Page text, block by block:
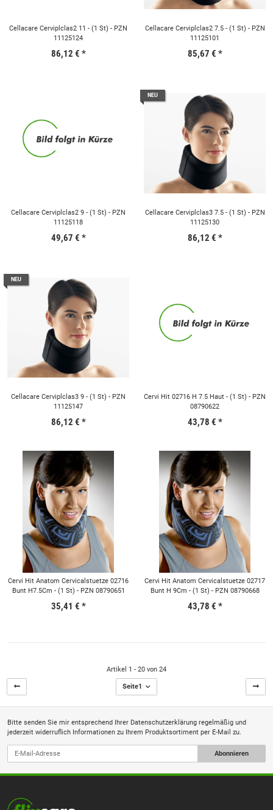
Cellacare Cerviplclas2 11 - (1 St) - PZN
11125124
86,12 € *
Cellacare Cerviplclas2 7.5 - (1 St) - PZN
11125101
85,67 € *
Cellacare Cerviplclas2 9 - (1 St) - PZN
11125118
49,67 € *
NEU
Cellacare Cerviplclas3 7.5 - (1 St) - PZN
11125130
86,12 € *
NEU
Cellacare Cerviplclas3 9 - (1 St) - PZN
11125147
86,12 € *
Cervi Hit 02716 H 7.5 Haut - (1 St) - PZN
08790622
43,78 € *
Cervi Hit Anatom Cervicalstuetze 02716
Bunt H7.5Cm - (1 St) - PZN 08790651
35,41 € *
Cervi Hit Anatom Cervicalstuetze 02717
Bunt H 9Cm - (1 St) - PZN 08790668
43,78 € *
Artikel 1 - 20 von 24
Seite1
Bitte senden Sie mir entsprechend Ihrer Datenschutzerklärung regelmäßig und
jederzeit widerruflich Informationen zu Ihrem Produktsortiment per E-Mail zu.
Abonnieren